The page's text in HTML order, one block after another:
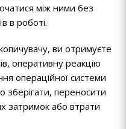
між ними без
в роботі.
ви отримуєте
оперативну реакцію
операційної системи
переносити
затримок або втрати